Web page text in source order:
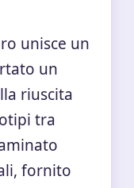
unisce un
un
riuscita
tra
fornito